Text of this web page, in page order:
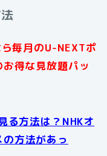
毎月のU-NEXTポ
得な見放題パッ
る方法は？NHKオ
方法があっ